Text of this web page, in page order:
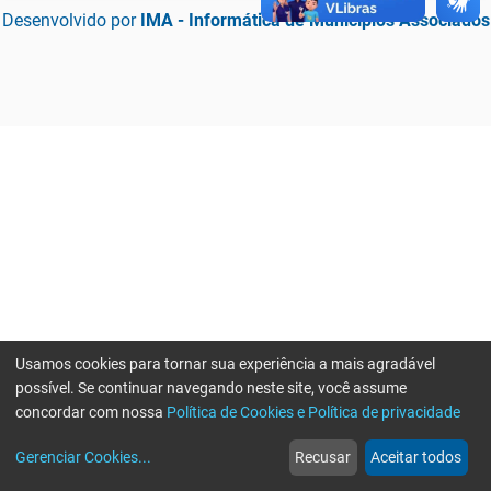
Desenvolvido por IMA - Informática de Municípios Associados
web
Notícias
more_horiz
Mais
Usamos cookies para tornar sua experiência a mais agradável
possível. Se continuar navegando neste site, você assume
concordar com nossa Política de Cookies e Política de privacidade
Gerenciar Cookies... Recusar Aceitar todos
Erro ao enviar informações, por favor tente novamente